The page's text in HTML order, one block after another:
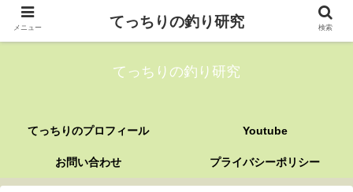
てっちりの釣り研究
てっちりのプロフィール Youtube
お問い合わせ プライバシーポリシー
メニュー てっちりの釣り研究 検索